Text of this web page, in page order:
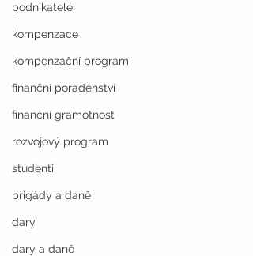
podnikatelé
kompenzace
kompenzační program
finanční poradenství
finanční gramotnost
rozvojový program
studenti
brigády a daně
dary
dary a daně